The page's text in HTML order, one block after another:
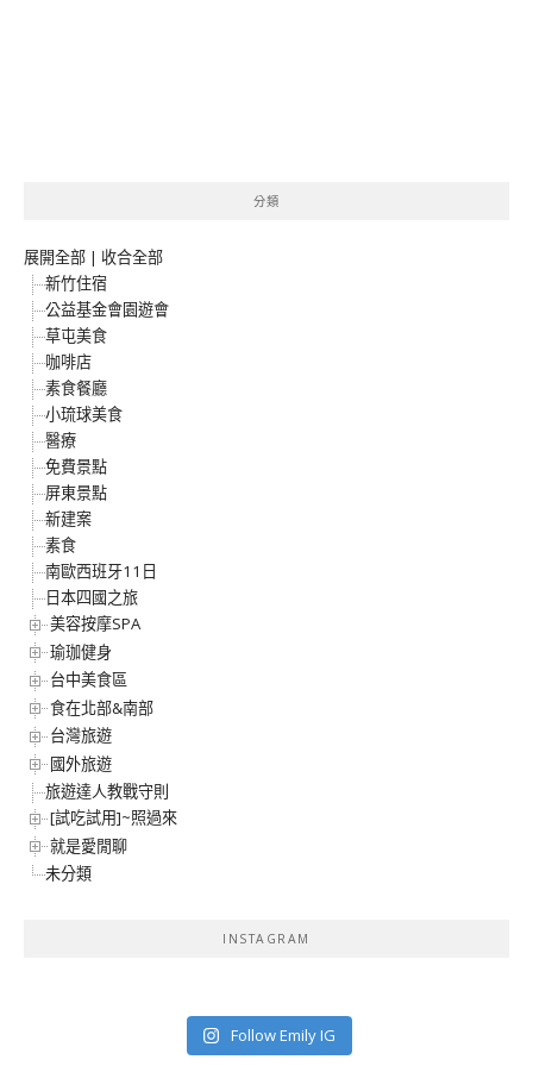
分類
展開全部 | 收合全部
新竹住宿
公益基金會園遊會
草屯美食
咖啡店
素食餐廳
小琉球美食
醫療
免費景點
屏東景點
新建案
素食
南歐西班牙11日
日本四國之旅
美容按摩SPA
瑜珈健身
台中美食區
食在北部&南部
台灣旅遊
國外旅遊
旅遊達人教戰守則
[試吃試用]~照過來
就是愛閒聊
未分類
INSTAGRAM
Follow Emily IG